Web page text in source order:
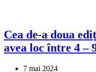
Cea de-a doua
avea loc între 4 –
7 mai 2024